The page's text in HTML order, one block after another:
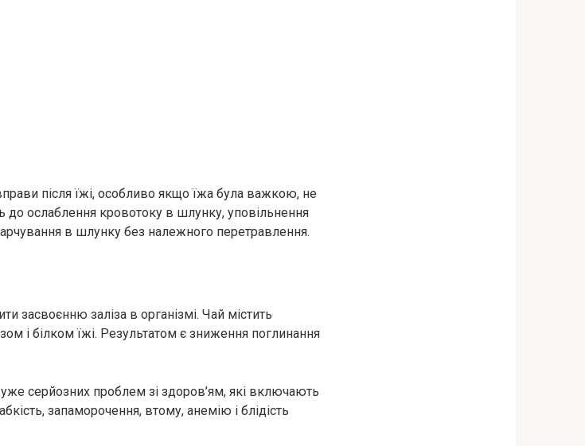
після їжі, особливо якщо їжа була важкою, не
до ослаблення кровотоку в шлунку, уповільнення
в шлунку без належного перетравлення.
засвоєнню заліза в організмі. Чай містить
і білком їжі. Результатом є зниження поглинання
серйозних проблем зі здоров’ям, які включають
запаморочення, втому, анемію і блідість